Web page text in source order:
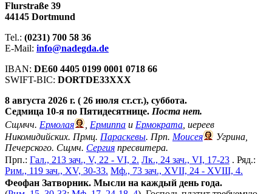
Flurstraße 39
44145 Dortmund
Tel.: (0231) 700 58 36
E-Mail: info@nadegda.de
IBAN: DE60 4405 0199 0001 0718 66
SWIFT-BIC: DORTDE33XXX
8 августа 2026 г. ( 26 июля ст.ст.), суббота.
Седмица 10-я по Пятидесятнице. Поста нет.
Сщмчч. Ермолая Ермиппа и Ермократа , иереев
Никомидийских. Прмц. Параскевы. Прп. Моисея
Угрина,
Печерского. Сщмч. Сергия пресвитера.
Прп.: Гал., 213 зач., V, 22 - VI, 2. Лк., 24 зач., VI, 17-23 . Ряд.:
Рим., 119 зач., XV, 30-33. Мф., 73 зач., XVII, 24 - XVIII, 4.
Феофан Затворник. Мысли на каждый день года.